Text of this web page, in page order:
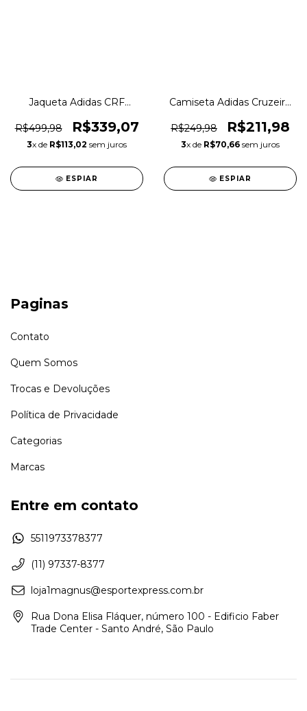
Jaqueta Adidas CRF
Original 1magnus
R$499,98 R$339,07
3x de R$113,02 sem juros
ESPIAR
Camiseta Adidas Cruzeiro
Original 1magnus
R$249,98 R$211,98
3x de R$70,66 sem juros
ESPIAR
Paginas
Contato
Quem Somos
Trocas e Devoluções
Política de Privacidade
Categorias
Marcas
Entre em contato
5511973378377
(11) 97337-8377
loja1magnus@esportexpress.com.br
Rua Dona Elisa Fláquer, número 100 - Edificio Faber
Trade Center - Santo André, São Paulo